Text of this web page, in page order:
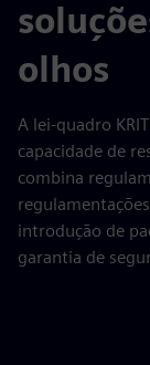
olhos
A lei-quadro
capacidade de
combina
introdução de
garantia de